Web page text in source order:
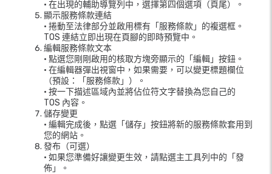
• 在出現的輔助導覽列中，選擇第四個選項（頁尾）。
顯示服務條款連結
• 捲動至法律部分並啟用標有「服務條款」的複選框。
TOS 連結立即出現在頁腳的即時預覽中。
編輯服務條款文本
• 點選您剛剛啟用的核取方塊旁顯示的「編輯」按鈕。
• 在編輯器彈出視窗中，如果需要，可以變更標題欄位
（預設：「服務條款」）。
• 按一下描述區域內並將佔位符文字替換為您自己的
TOS 內容。
儲存變更
• 編輯完成後，點選「儲存」按鈕將新的服務條款套用到
您的網站。
發布（可選）
• 如果您準備好讓變更生效，請點選主工具列中的「發
佈」。